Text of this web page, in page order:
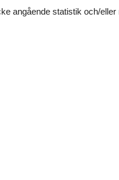
angående statistik och/